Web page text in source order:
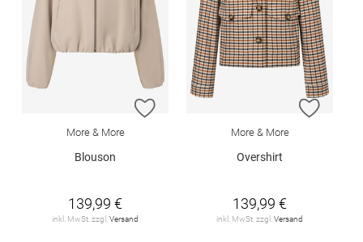
ZUR WUNSCHLISTE HINZUFÜGEN
More & More
Blouson
139,99 €
inkl. MwSt. zzgl. Versand
ZUR
More & More
Overshirt
139,99 €
inkl. MwSt. zzgl. Versand